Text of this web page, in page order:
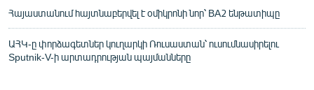
Հայաստանում հայտնաբերվել է օմիկրոնի նոր՝ BA2 ենթատիպը
ԱՀԿ-ը փորձագետներ կուղարկի Ռուսաստան՝ ուսումնասիրելու
Sputnik-V-ի արտադրության պայմանները